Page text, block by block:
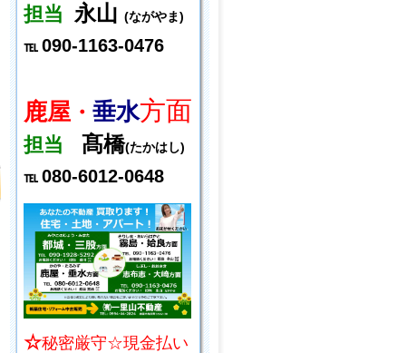
担当 永山 (ながやま)
℡ 090-1163-0476
鹿屋 ・ 垂水方面
担当 髙橋(たかはし)
℡ 080-6012-0648
☆秘密厳守☆現金払い